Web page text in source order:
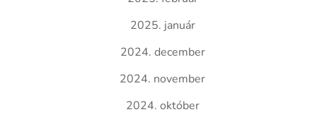
2025. január
2024. december
2024. november
2024. október